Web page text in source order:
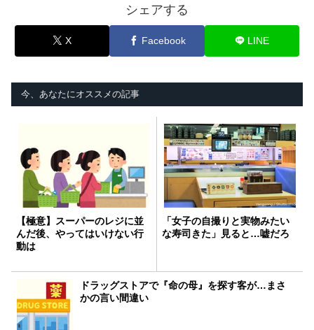
シェアする
X Facebook LINE
今、あなたにオススメの記事
【極意】スーパーのレジに並
んだ後、やってはいけない行
動は
「女子の自撮りと実物みたい
な寿司きた」見ると…嘘だろ
ドラッグストアで『命の母』を探す客が…まさ
かの言い間違い